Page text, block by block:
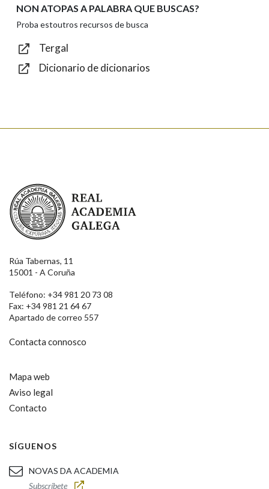
Texto de verificación
NON ATOPAS A PALABRA QUE BUSCAS?
Proba estoutros recursos de busca
Tergal
Dicionario de dicionarios
Real Academia Galega
Rúa Tabernas, 11
15001 - A Coruña
Teléfono: +34 981 20 73 08
Fax: +34 981 21 64 67
Apartado de correo 557
Contacta connosco
Mapa web
Aviso legal
Contacto
SÍGUENOS
NOVAS DA ACADEMIA
Subscríbete